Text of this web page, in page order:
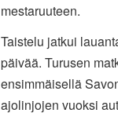
mestaruuteen.
Taistelu jatkui
päivää. Turusen
ensimmäisellä
ajolinjojen vuoksi